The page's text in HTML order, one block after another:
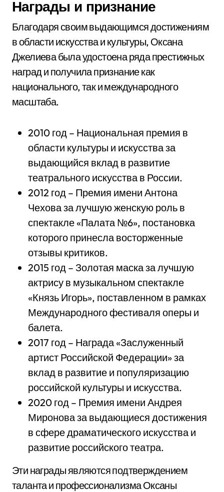
Награды и признание
Благодаря своим выдающимся достижениям
в области искусства и культуры, Оксана
Джелиева была удостоена ряда престижных
наград и получила признание как
национального, так и международного
масштаба.
2010 год – Национальная премия в
области культуры и искусства за
выдающийся вклад в развитие
театрального искусства в России.
2012 год – Премия имени Антона
Чехова за лучшую женскую роль в
спектакле «Палата №6», постановка
которого принесла восторженные
отзывы критиков.
2015 год – Золотая маска за лучшую
актрису в музыкальном спектакле
«Князь Игорь», поставленном в рамках
Международного фестиваля оперы и
балета.
2017 год – Награда «Заслуженный
артист Российской Федерации» за
вклад в развитие и популяризацию
российской культуры и искусства.
2020 год – Премия имени Андрея
Миронова за выдающиеся достижения
в сфере драматического искусства и
развитие российского театра.
Эти награды являются подтверждением
таланта и профессионализма Оксаны